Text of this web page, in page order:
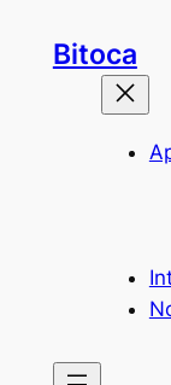
Bitoca